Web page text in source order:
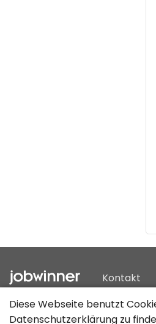
Kontakt
Diese Webseite benutzt
Datenschutzerklärung zu